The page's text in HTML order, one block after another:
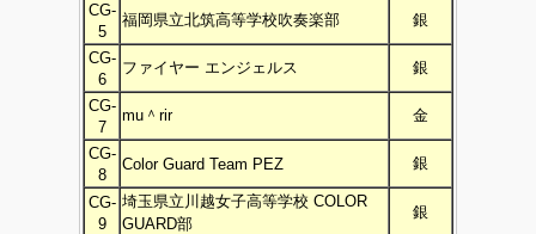
CG-
5
福岡県立北筑高等学校吹奏楽部 銀
CG-
6
ファイヤー エンジェルス 銀
CG-
7
mu＾rir 金
CG-
8
Color Guard Team PEZ 銀
CG-
9
埼玉県立川越女子高等学校 COLOR
GUARD部
銀